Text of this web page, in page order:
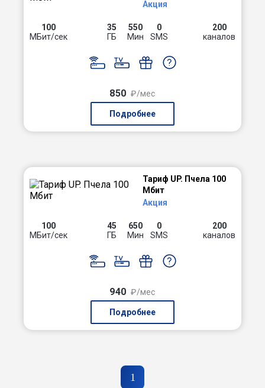
Акция
100
МБит/сек
35
ГБ
550
Мин
0
SMS
200
каналов
850 ₽/мес
Подробнее
Тариф UP. Пчела 100
Мбит
Акция
100
МБит/сек
45
ГБ
650
Мин
0
SMS
200
каналов
940 ₽/мес
Подробнее
1